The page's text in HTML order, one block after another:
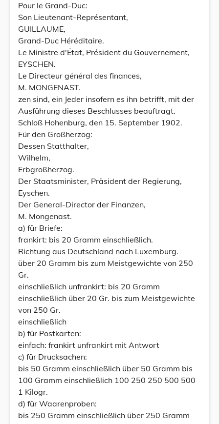
Pour le Grand-Duc:
Son Lieutenant-Représentant,
GUILLAUME,
Grand-Duc Héréditaire.
Le Ministre d'État, Président du Gouvernement,
EYSCHEN.
Le Directeur général des finances,
M. MONGENAST.
zen sind, ein Jeder insofern es ihn betrifft, mit der
Ausführung dieses Beschlusses beauftragt.
Schloß Hohenburg, den 15. September 1902.
Für den Großherzog:
Dessen Statthalter,
Wilhelm,
Erbgroßherzog.
Der Staatsminister, Präsident der Regierung,
Eyschen.
Der General-Director der Finanzen,
M. Mongenast.
a) für Briefe:
frankirt: bis 20 Gramm einschließlich.
Richtung aus Deutschland nach Luxemburg.
über 20 Gramm bis zum Meistgewichte von 250
Gr.
einschließlich unfrankirt: bis 20 Gramm
einschließlich über 20 Gr. bis zum Meistgewichte
von 250 Gr.
einschließlich
b) für Postkarten:
einfach: frankirt unfrankirt mit Antwort
c) für Drucksachen:
bis 50 Gramm einschließlich über 50 Gramm bis
100 Gramm einschließlich 100 250 250 500 500
1 Kilogr.
d) für Waarenproben:
bis 250 Gramm einschließlich über 250 Gramm